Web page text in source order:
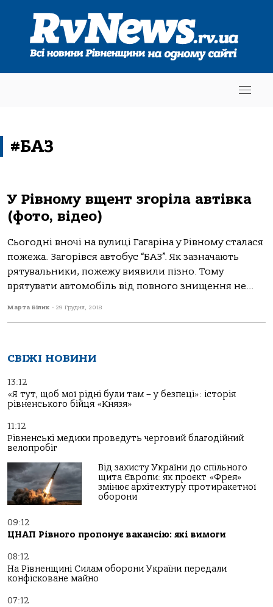
#БАЗ
У Рівному вщент згоріла автівка
(фото, відео)
Сьогодні вночі на вулиці Гагаріна у Рівному сталася
пожежа. Загорівся автобус “БАЗ”. Як зазначають
рятувальники, пожежу виявили пізно. Тому
врятувати автомобіль від повного знищення не...
Марта Білик - 29 Грудня, 2018
СВІЖІ НОВИНИ
13:12
«Я тут, щоб мої рідні були там – у безпеці»: історія
рівненського бійця «Князя»
11:12
Рівненські медики проведуть черговий благодійний
велопробіг
Від захисту України до спільного
щита Європи: як проєкт «Фрея»
змінює архітектуру протиракетної
оборони
09:12
ЦНАП Рівного пропонує вакансію: які вимоги
08:12
На Рівненщині Силам оборони України передали
конфісковане майно
07:12